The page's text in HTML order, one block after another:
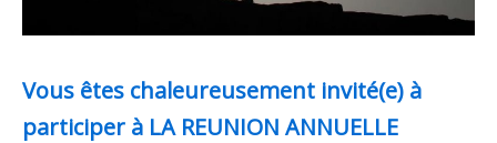
Vous êtes chaleureusement invité(e) à
participer à LA REUNION ANNUELLE